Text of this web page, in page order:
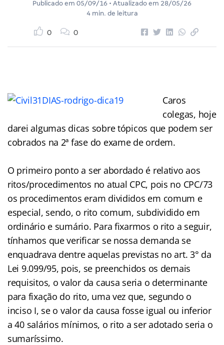
Publicado em 05/09/16 • Atualizado em 28/05/26
4 min. de leitura
0 0
Caros
colegas, hoje
darei algumas dicas sobre tópicos que podem ser
cobrados na 2ª fase do exame de ordem.
O primeiro ponto a ser abordado é relativo aos
ritos/procedimentos no atual CPC, pois no CPC/73
os procedimentos eram divididos em comum e
especial, sendo, o rito comum, subdividido em
ordinário e sumário. Para fixarmos o rito a seguir,
tínhamos que verificar se nossa demanda se
enquadrava dentre aquelas previstas no art. 3° da
Lei 9.099/95, pois, se preenchidos os demais
requisitos, o valor da causa seria o determinante
para fixação do rito, uma vez que, segundo o
inciso I, se o valor da causa fosse igual ou inferior
a 40 salários mínimos, o rito a ser adotado seria o
sumaríssimo.